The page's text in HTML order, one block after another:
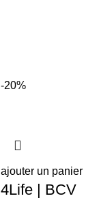
-20%
ajouter un panier
4Life | BCV